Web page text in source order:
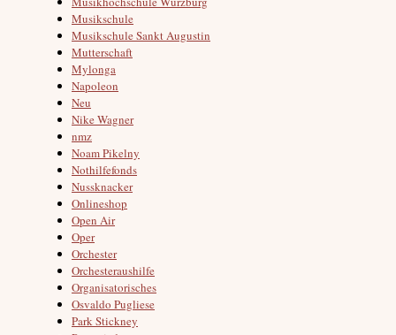
Musikschule
Musikschule Sankt Augustin
Mutterschaft
Mylonga
Napoleon
Neu
Nike Wagner
nmz
Noam Pikelny
Nothilfefonds
Nussknacker
Onlineshop
Open Air
Oper
Orchester
Orchesteraushilfe
Organisatorisches
Osvaldo Pugliese
Park Stickney